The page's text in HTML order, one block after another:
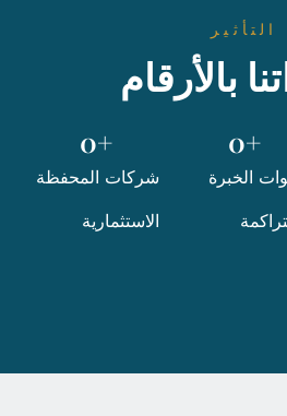
التأثير
بالأرقام
الخبرة
+
0
شركات المحفظة
الاستثمارية
+
0